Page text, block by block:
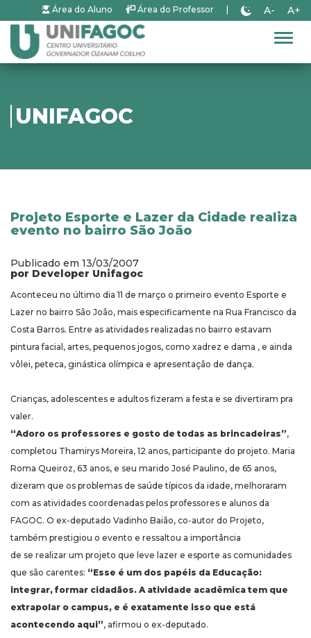
Área do Aluno Área do Professor A- A+
UNIFAGOC
Projeto Esporte e Lazer da Cidade realiza
evento no bairro São João
Publicado em 13/03/2007
por Developer Unifagoc
Aconteceu no último dia 11 de março o primeiro evento Esporte e
Lazer no bairro São João, mais especificamente na Rua Francisco da
Costa Barros. Entre as atividades realizadas no bairro estavam
pintura facial, artes, pequenos jogos, como xadrez e dama , e ainda
vôlei, peteca, ginástica olímpica e apresentação de dança.
Crianças, adolescentes e adultos fizeram a festa e se divertiram pra
valer.
“Adoro os professores e gosto de todas as brincadeiras”,
completou Thamirys Moreira, 12 anos, participante do projeto. Maria
Roma Queiroz, 63 anos, e seu marido José Paulino, de 65 anos,
dizeram que os problemas de saúde típicos da idade, melhoraram
com as atividades coordenadas pelos professores e alunos da
FAGOC. O ex-deputado Vadinho Baião, co-autor do Projeto,
também prestigiou o evento e ressaltou a importância
de se realizar um projeto que leve lazer e esporte as comunidades
que são carentes: “Esse é um dos papéis da Educação:
integrar, formar cidadãos. A atividade acadêmica tem que
extrapolar o campus, e é exatamente isso que está
acontecendo aqui”, afirmou o ex-deputado.